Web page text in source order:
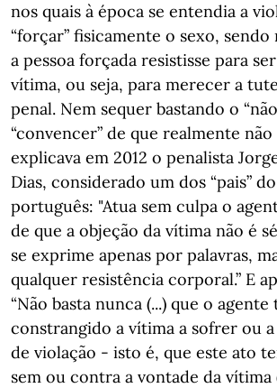
nos quais à época se entendia a
“forçar” fisicamente o sexo, sendo
a pessoa forçada resistisse para
vítima, ou seja, para merecer a
penal. Nem sequer bastando o
“convencer” de que realmente
explicava em 2012 o penalista
Dias, considerado um dos “pais”
português: "Atua sem culpa o
de que a objeção da vítima não é
se exprime apenas por palavras,
qualquer resistência corporal.” E
“Não basta nunca (...) que o agente
constrangido a vítima a sofrer ou
de violação - isto é, que este ato
sem ou contra a vontade da vítima